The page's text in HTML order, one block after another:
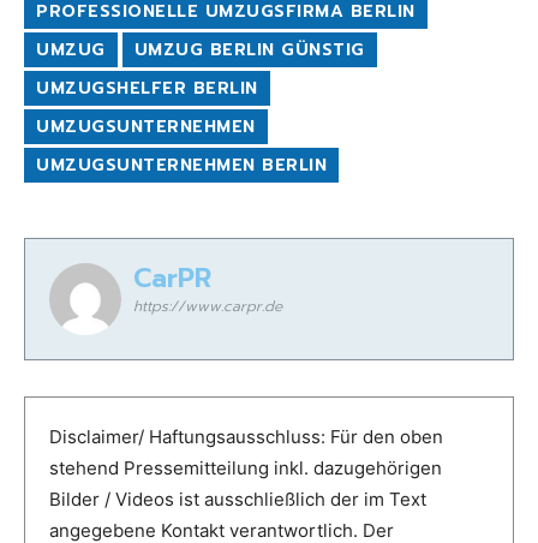
PROFESSIONELLE UMZUGSFIRMA BERLIN
UMZUG
UMZUG BERLIN GÜNSTIG
UMZUGSHELFER BERLIN
UMZUGSUNTERNEHMEN
UMZUGSUNTERNEHMEN BERLIN
CarPR
https://www.carpr.de
Disclaimer/ Haftungsausschluss: Für den oben
stehend Pressemitteilung inkl. dazugehörigen
Bilder / Videos ist ausschließlich der im Text
angegebene Kontakt verantwortlich. Der